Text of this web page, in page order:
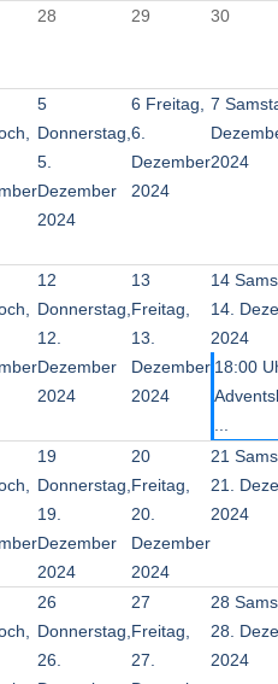
28 29 30
5
Donnerstag,
5.
Dezember
2024
6 Freitag,
6.
Dezember
2024
7
2024
12
Donnerstag,
12.
Dezember
2024
13
Freitag,
13.
Dezember
2024
14
14.
2024
18:00
...
19
Donnerstag,
19.
Dezember
2024
20
Freitag,
20.
Dezember
2024
21
21.
2024
26
Donnerstag,
26.
27
Freitag,
27.
28
28.
2024